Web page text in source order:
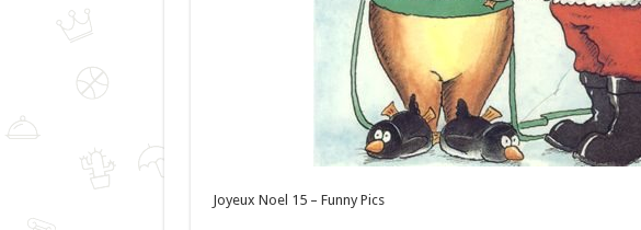
Joyeux Noel 15 – Funny Pics